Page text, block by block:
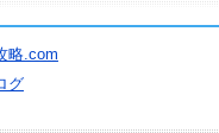
略.com
グ